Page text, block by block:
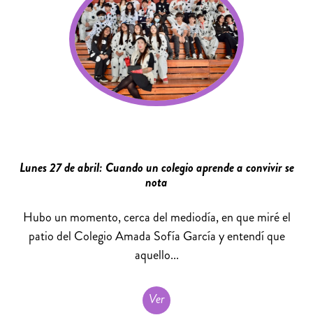
Lunes 27 de abril: Cuando un colegio aprende a convivir se
nota
Hubo un momento, cerca del mediodía, en que miré el
patio del Colegio Amada Sofía García y entendí que
aquello...
Ver